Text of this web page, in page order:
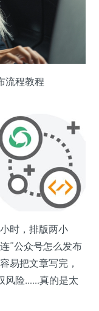
流程教程
时，排版两小
“公众号怎么发布
易把文章写完，
风险……真的是太